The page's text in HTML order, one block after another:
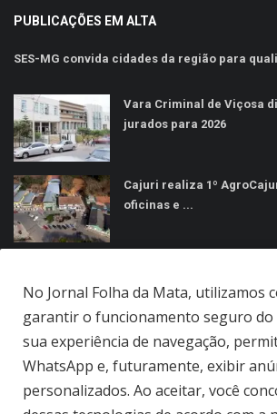
PUBLICAÇÕES EM ALTA
SES-MG convida cidades da região para
Vara Criminal de Viçosa
jurados para 2026
Cajuri realiza 1º
oficinas e ...
Jornal Folha da Mata Ltda © 2026 - Todos
No Jornal Folha da Mata, utilizamos
garantir o funcionamento seguro
sua experiência de navegação,
WhatsApp e, futuramente, exibir
personalizados. Ao aceitar, você